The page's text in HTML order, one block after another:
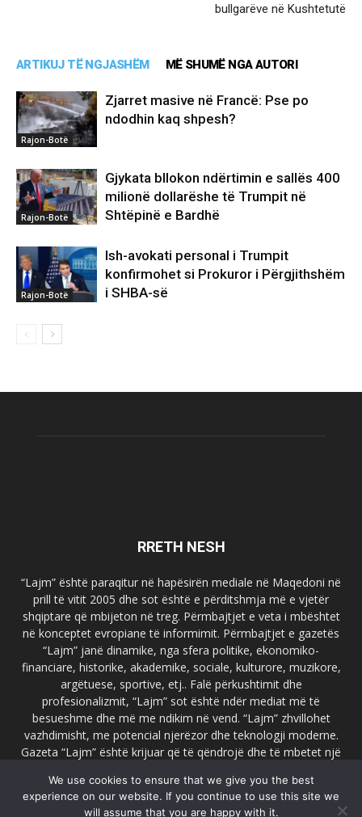
bullgarëve në Kushtetutë
ARTIKUJ TË NGJASHËM MË SHUMË NGA AUTORI
Rajon-Botë
Zjarret masive në Francë: Pse po
ndodhin kaq shpesh?
Rajon-Botë
Gjykata bllokon ndërtimin e sallës 400
milionë dollarëshe të Trumpit në
Shtëpinë e Bardhë
Rajon-Botë
Ish-avokati personal i Trumpit
konfirmohet si Prokuror i Përgjithshëm
i SHBA-së
RRETH NESH
“Lajm” është paraqitur në hapësirën mediale në Maqedoni në
prill të vitit 2005 dhe sot është e përditshmja më e vjetër
shqiptare që mbijeton në treg. Përmbajtjet e veta i mbështet
në konceptet evropiane të informimit. Përmbajtjet e gazetës
“Lajm” janë dinamike, nga sfera politike, ekonomiko-
financiare, historike, akademike, sociale, kulturore, muzikore,
argëtuese, sportive, etj.. Falë përkushtimit dhe
profesionalizmit, “Lajm” sot është ndër mediat më të
besueshme dhe më me ndikim në vend. “Lajm” zhvillohet
vazhdimisht, me potencial njerëzor dhe teknologji moderne.
Gazeta “Lajm” është krijuar që të qëndrojë dhe të mbetet një
faqja zyrtare e gazetës “Lajm”, www.lajmpress.org është një
ndër portalet më të njohur në Maqedoni.
We use cookies to ensure that we give you the best
experience on our website. If you continue to use this site we
will assume that you are happy with it.